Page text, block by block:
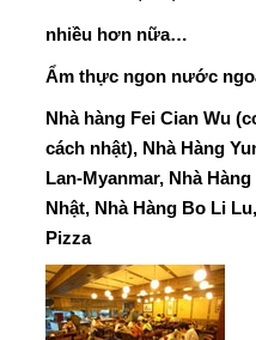
nhiều hơn nữa…
Ẩm thực ngon nước
Nhà hàng Fei Cian Wu
cách nhật), Nhà Hàng
Lan-Myanmar, Nhà
Nhật, Nhà Hàng Bo Li
Pizza